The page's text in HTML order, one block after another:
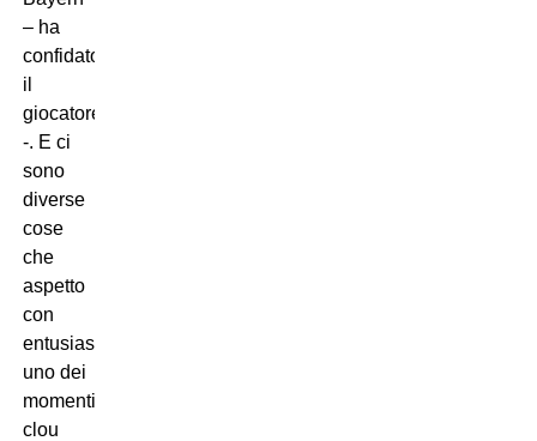
– ha
confidato
il
giocatore
-. E ci
sono
diverse
cose
che
aspetto
con
entusiasmo:
uno dei
momenti
clou